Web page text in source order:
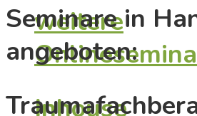
weitere
Inhouse
Seminare in
angeboten: ​